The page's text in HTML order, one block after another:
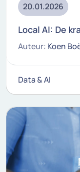
20.01.2026
Local AI: De
Auteur: Koen
Data & AI